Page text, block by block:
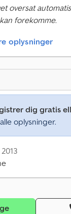
oversat
forekomme.
oplysninger
dig gratis
oplysninger.